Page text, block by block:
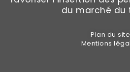
du marché du
Plan du site
Mentions